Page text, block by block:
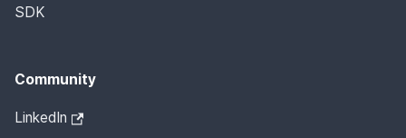
SDK
Community
LinkedIn